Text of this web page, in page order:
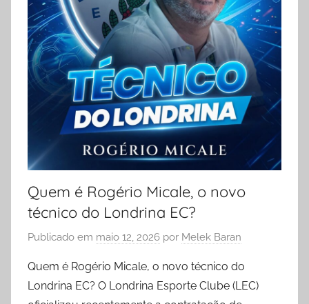
Quem é Rogério Micale, o novo
técnico do Londrina EC?
Publicado em maio 12, 2026 por Melek Baran
Quem é Rogério Micale, o novo técnico do
Londrina EC? O Londrina Esporte Clube (LEC)